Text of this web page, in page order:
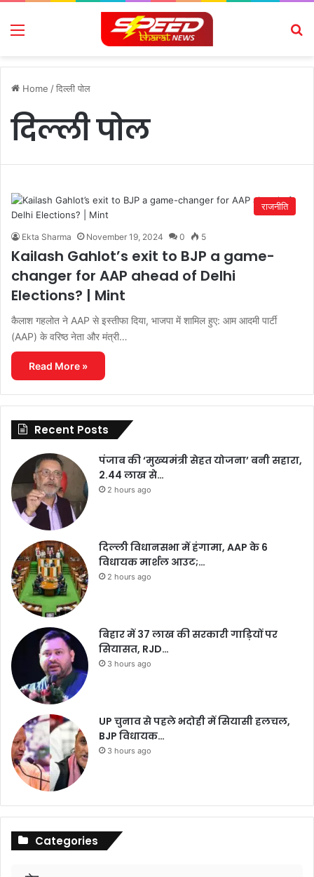
Menu
Home /दिल्ली पोल
दिल्ली पोल
राजनीति
Ekta Sharma November 19, 2024 0 5
Kailash Gahlot’s exit to BJP a game-
changer for AAP ahead of Delhi
Elections? | Mint
कैलाश गहलोत ने AAP से इस्तीफा दिया, भाजपा में शामिल हुए: आम आदमी पार्टी
(AAP) के वरिष्ठ नेता और मंत्री…
Read More »
Recent Posts
पंजाब की ‘मुख्यमंत्री सेहत योजना’ बनी सहारा,
2.44 लाख से…
2 hours ago
दिल्ली विधानसभा में हंगामा, AAP के 6
विधायक मार्शल आउट;…
2 hours ago
बिहार में 37 लाख की सरकारी गाड़ियों पर
सियासत, RJD…
3 hours ago
UP चुनाव से पहले भदोही में सियासी हलचल,
BJP विधायक…
3 hours ago
Categories